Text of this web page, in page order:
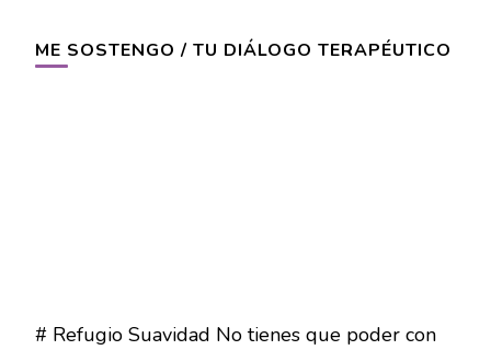
ME SOSTENGO / TU DIÁLOGO TERAPÉUTICO
# Refugio Suavidad No tienes que poder con